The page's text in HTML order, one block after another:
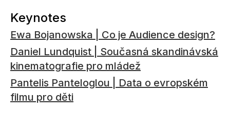
Keynotes
Ewa Bojanowska | Co je Audience design?
Daniel Lundquist | Současná skandinávská
kinematografie pro mládež
Pantelis Panteloglou | Data o evropském
filmu pro děti